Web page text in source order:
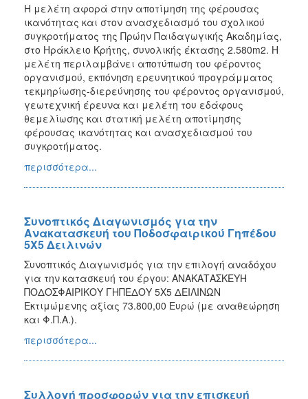
Η μελέτη αφορά στην αποτίμηση της φέρουσας
ικανότητας και στον ανασχεδιασμό του σχολικού
συγκροτήματος της Πρώην Παιδαγωγικής Ακαδημίας,
στο Ηράκλειο Κρήτης, συνολικής έκτασης 2.580m2. H
μελέτη περιλαμβάνει αποτύπωση του φέροντος
οργανισμού, εκπόνηση ερευνητικού προγράμματος
τεκμηρίωσης-διερεύνησης του φέροντος οργανισμού,
γεωτεχνική έρευνα και μελέτη του εδάφους
θεμελίωσης και στατική μελέτη αποτίμησης
φέρουσας ικανότητας και ανασχεδιασμού του
συγκροτήματος.
περισσότερα...
Συνοπτικός Διαγωνισμός για την
Ανακατασκευή του Ποδοσφαιρικού Γηπέδου
5Χ5 Δειλινών
Συνοπτικός Διαγωνισμός για την επιλογή αναδόχου
για την κατασκευή του έργου: ΑΝΑΚΑΤΑΣΚΕΥΗ
ΠΟΔΟΣΦΑΙΡΙΚΟΥ ΓΗΠΕΔΟΥ 5Χ5 ΔΕΙΛΙΝΩΝ
Εκτιμώμενης αξίας 73.800,00 Ευρώ (με αναθεώρηση
και Φ.Π.Α.).
περισσότερα...
Συλλογή προσφορών για την επισκευή